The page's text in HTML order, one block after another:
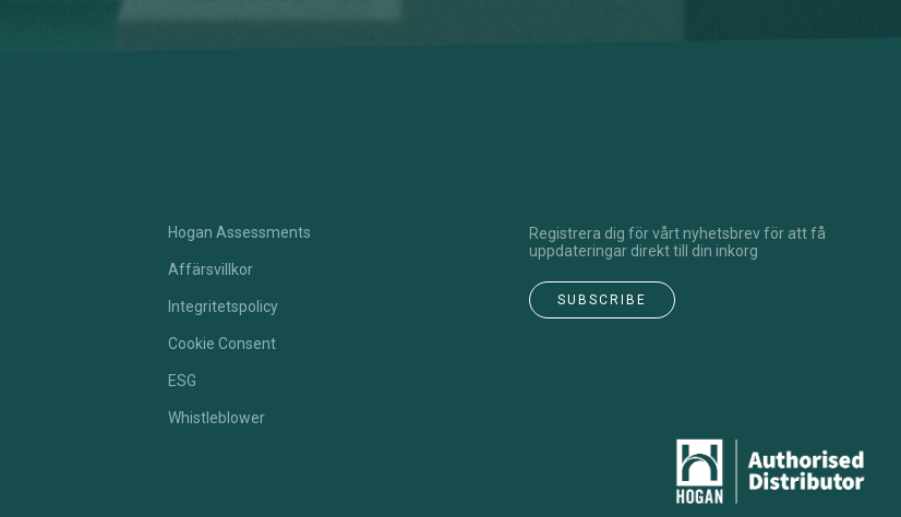
Hogan Assessments
Affärsvillkor
Integritetspolicy
Cookie Consent
ESG
Whistleblower
Registrera dig för vårt nyhetsbrev för att få
uppdateringar direkt till din inkorg
SUBSCRIBE